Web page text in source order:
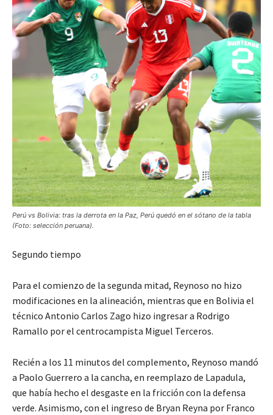
Perú vs Bolivia: tras la derrota en la Paz, Perú quedó en el sótano de la tabla
(Foto: selección peruana).
Segundo tiempo
Para el comienzo de la segunda mitad, Reynoso no hizo
modificaciones en la alineación, mientras que en Bolivia el
técnico Antonio Carlos Zago hizo ingresar a Rodrigo
Ramallo por el centrocampista Miguel Terceros.
Recién a los 11 minutos del complemento, Reynoso mandó
a Paolo Guerrero a la cancha, en reemplazo de Lapadula,
que había hecho el desgaste en la fricción con la defensa
verde. Asimismo, con el ingreso de Bryan Reyna por Franco